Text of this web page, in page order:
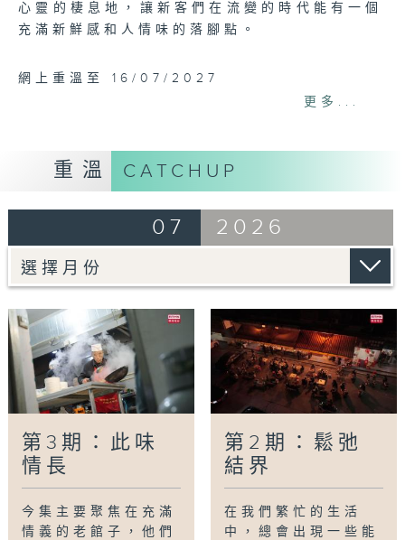
心靈的棲息地，讓新客們在流變的時代能有一個
充滿新鮮感和人情味的落腳點。
網上重溫至 16/07/2027
更多...
重溫 CATCHUP
07 2026
第3期：此味
情長
今集主要聚焦在充滿
情義的老館子，他們
第2期：鬆弛
結界
在我們繁忙的生活
中，總會出現一些能